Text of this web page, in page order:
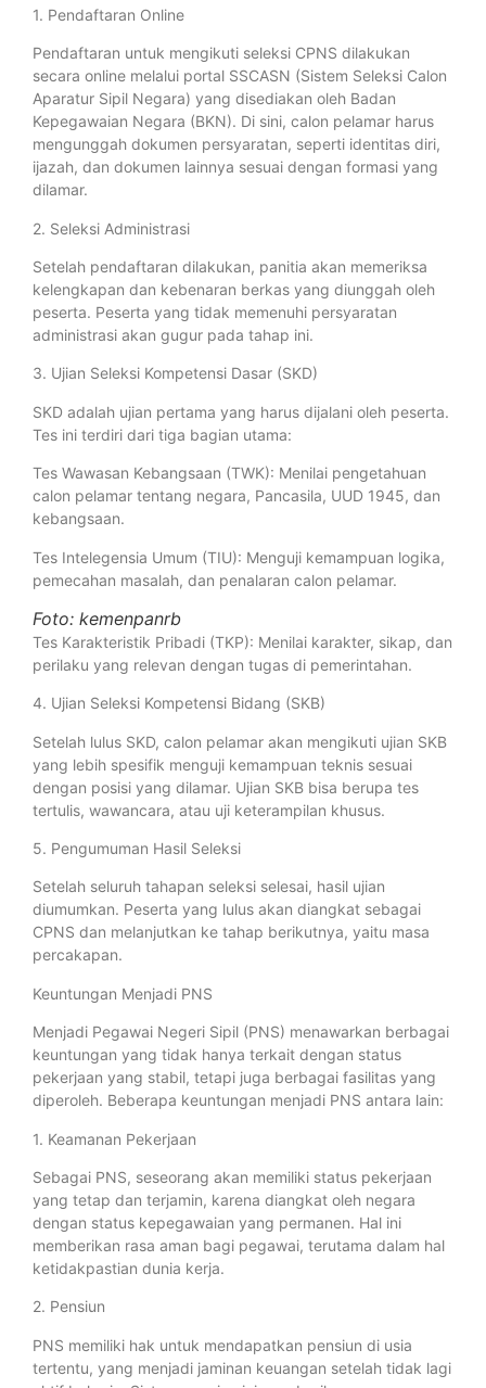
1. Pendaftaran Online
Pendaftaran untuk mengikuti seleksi CPNS dilakukan
secara online melalui portal SSCASN (Sistem Seleksi Calon
Aparatur Sipil Negara) yang disediakan oleh Badan
Kepegawaian Negara (BKN). Di sini, calon pelamar harus
mengunggah dokumen persyaratan, seperti identitas diri,
ijazah, dan dokumen lainnya sesuai dengan formasi yang
dilamar.
2. Seleksi Administrasi
Setelah pendaftaran dilakukan, panitia akan memeriksa
kelengkapan dan kebenaran berkas yang diunggah oleh
peserta. Peserta yang tidak memenuhi persyaratan
administrasi akan gugur pada tahap ini.
3. Ujian Seleksi Kompetensi Dasar (SKD)
SKD adalah ujian pertama yang harus dijalani oleh peserta.
Tes ini terdiri dari tiga bagian utama:
Tes Wawasan Kebangsaan (TWK): Menilai pengetahuan
calon pelamar tentang negara, Pancasila, UUD 1945, dan
kebangsaan.
Tes Intelegensia Umum (TIU): Menguji kemampuan logika,
pemecahan masalah, dan penalaran calon pelamar.
Foto: kemenpanrb
Tes Karakteristik Pribadi (TKP): Menilai karakter, sikap, dan
perilaku yang relevan dengan tugas di pemerintahan.
4. Ujian Seleksi Kompetensi Bidang (SKB)
Setelah lulus SKD, calon pelamar akan mengikuti ujian SKB
yang lebih spesifik menguji kemampuan teknis sesuai
dengan posisi yang dilamar. Ujian SKB bisa berupa tes
tertulis, wawancara, atau uji keterampilan khusus.
5. Pengumuman Hasil Seleksi
Setelah seluruh tahapan seleksi selesai, hasil ujian
diumumkan. Peserta yang lulus akan diangkat sebagai
CPNS dan melanjutkan ke tahap berikutnya, yaitu masa
percakapan.
Keuntungan Menjadi PNS
Menjadi Pegawai Negeri Sipil (PNS) menawarkan berbagai
keuntungan yang tidak hanya terkait dengan status
pekerjaan yang stabil, tetapi juga berbagai fasilitas yang
diperoleh. Beberapa keuntungan menjadi PNS antara lain:
1. Keamanan Pekerjaan
Sebagai PNS, seseorang akan memiliki status pekerjaan
yang tetap dan terjamin, karena diangkat oleh negara
dengan status kepegawaian yang permanen. Hal ini
memberikan rasa aman bagi pegawai, terutama dalam hal
ketidakpastian dunia kerja.
2. Pensiun
PNS memiliki hak untuk mendapatkan pensiun di usia
tertentu, yang menjadi jaminan keuangan setelah tidak lagi